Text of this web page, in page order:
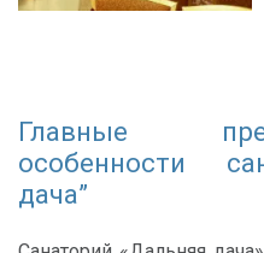
Главные
особенности
дача”